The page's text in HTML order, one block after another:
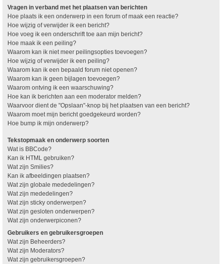
Vragen in verband met het plaatsen van berichten
Hoe plaats ik een onderwerp in een forum of maak een reactie?
Hoe wijzig of verwijder ik een bericht?
Hoe voeg ik een onderschrift toe aan mijn bericht?
Hoe maak ik een peiling?
Waarom kan ik niet meer peilingsopties toevoegen?
Hoe wijzig of verwijder ik een peiling?
Waarom kan ik een bepaald forum niet openen?
Waarom kan ik geen bijlagen toevoegen?
Waarom ontving ik een waarschuwing?
Hoe kan ik berichten aan een moderator melden?
Waarvoor dient de "Opslaan"-knop bij het plaatsen van een bericht?
Waarom moet mijn bericht goedgekeurd worden?
Hoe bump ik mijn onderwerp?
Tekstopmaak en onderwerp soorten
Wat is BBCode?
Kan ik HTML gebruiken?
Wat zijn Smilies?
Kan ik afbeeldingen plaatsen?
Wat zijn globale mededelingen?
Wat zijn mededelingen?
Wat zijn sticky onderwerpen?
Wat zijn gesloten onderwerpen?
Wat zijn onderwerpiconen?
Gebruikers en gebruikersgroepen
Wat zijn Beheerders?
Wat zijn Moderators?
Wat zijn gebruikersgroepen?